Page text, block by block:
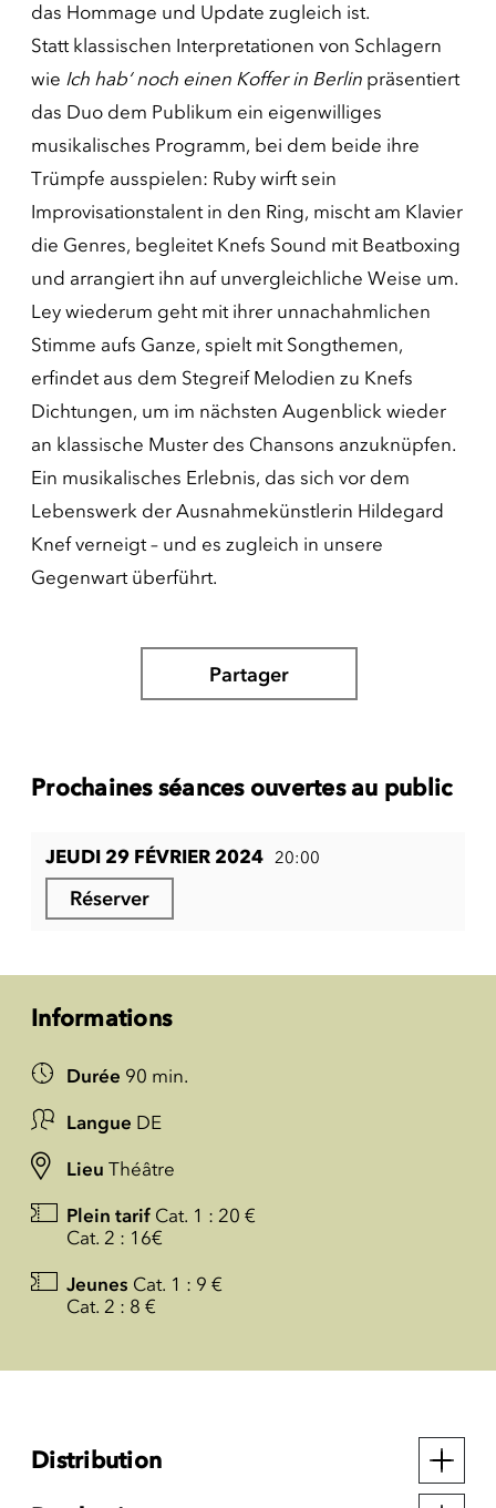
das Hommage und Update zugleich ist.
Statt klassischen Interpretationen von Schlagern
wie Ich hab‘ noch einen Koffer in Berlin präsentiert
das Duo dem Publikum ein eigenwilliges
musikalisches Programm, bei dem beide ihre
Trümpfe ausspielen: Ruby wirft sein
Improvisationstalent in den Ring, mischt am Klavier
die Genres, begleitet Knefs Sound mit Beatboxing
und arrangiert ihn auf unvergleichliche Weise um.
Ley wiederum geht mit ihrer unnachahmlichen
Stimme aufs Ganze, spielt mit Songthemen,
erfindet aus dem Stegreif Melodien zu Knefs
Dichtungen, um im nächsten Augenblick wieder
an klassische Muster des Chansons anzuknüpfen.
Ein musikalisches Erlebnis, das sich vor dem
Lebenswerk der Ausnahmekünstlerin Hildegard
Knef verneigt – und es zugleich in unsere
Gegenwart überführt.
Partager
Prochaines séances ouvertes au public
JEUDI 29 FÉVRIER 2024 20:00
Réserver
Informations
Durée 90 min.
Langue DE
Lieu Théâtre
Plein tarif Cat. 1 : 20 €
Cat. 2 : 16€
Jeunes Cat. 1 : 9 €
Cat. 2 : 8 €
Distribution